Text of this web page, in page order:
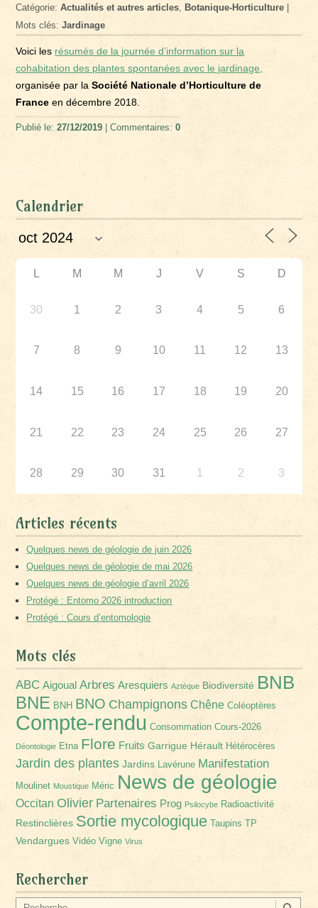
Catégorie:Actualités et autres articles, Botanique-Horticulture
Mots clés:Jardinage
Voici les résumés de la journée d’information sur la
cohabitation des plantes spontanées avec le jardinage,
organisée par laSociété Nationale d’Horticulture de
Franceen décembre 2018.
Publié le:27/12/2019 | Commentaires:0
Calendrier
L M M J V S D
30 1 2 3 4 5 6
7 8 9 10 11 12 13
14 15 16 17 18 19 20
21 22 23 24 25 26 27
28 29 30 31 1 2 3
Articles récents
Quelques news de géologie de juin 2026
Quelques news de géologie de mai 2026
Quelques news de géologie d’avril 2026
Protégé : Entomo 2026 introduction
Protégé : Cours d’entomologie
Mots clés
ABC Aigoual Arbres Aresquiers Aztèque Biodiversité BNB
BNE BNH BNO Champignons Chêne Coléoptères
Compte-rendu Consommation Cours-2026
Déontologie Etna Flore Fruits Garrigue Hérault Hétérocères
Jardin des plantes Jardins Lavérune Manifestation
Moulinet Moustique Méric News de géologie
Occitan Olivier Partenaires Prog Psilocybe Radioactivité
Restinclières Sortie mycologique Taupins TP
Vendargues Vidéo Vigne Virus
Rechercher